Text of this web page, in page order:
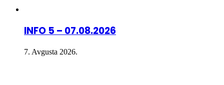
INFO 5 – 07.08.2026
7. Avgusta 2026.